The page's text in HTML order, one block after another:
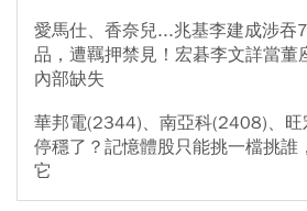
愛馬仕、香奈兒...兆基李建成涉吞
品，遭羈押禁見！宏碁李文詳當董
內部缺失
華邦電(2344)、南亞科(2408)、
停穩了？記憶體股只能挑一檔挑誰
它